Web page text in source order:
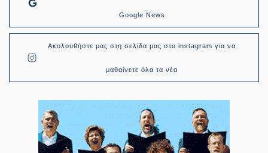
Google News
Ακολουθήστε μας στη σελίδα μας στο instagram για να
μαθαίνετε όλα τα νέα